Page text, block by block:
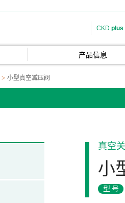
CKD plus
产品信息
小型真空减压阀
真空
小
型号